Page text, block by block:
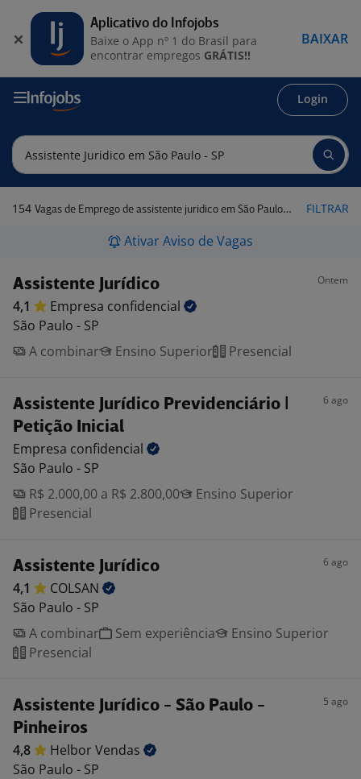
Login
154 Vagas de Emprego de assistente juridico em São Paulo - SP FILTRAR
Ativar Aviso de Vagas
Assistente Jurídico Ontem
4,1 Empresa confidencial
São Paulo - SP
A combinar
Ensino Superior Presencial
Assistente Jurídico Previdenciário |
Petição Inicial
6 ago
Empresa confidencial
São Paulo - SP
R$ 2.000,00 a R$ 2.800,00
Ensino Superior
Presencial
Assistente Jurídico 6 ago
4,1
COLSAN
São Paulo - SP
A combinar
Sem experiência
Ensino Superior
Presencial
Assistente Jurídico - São Paulo -
Pinheiros
5 ago
4,8 HelborVendas
São Paulo - SP
Aplicativo do Infojobs
Baixe o App nº 1 do Brasil para
encontrar empregos GRÁTIS!!
BAIXAR